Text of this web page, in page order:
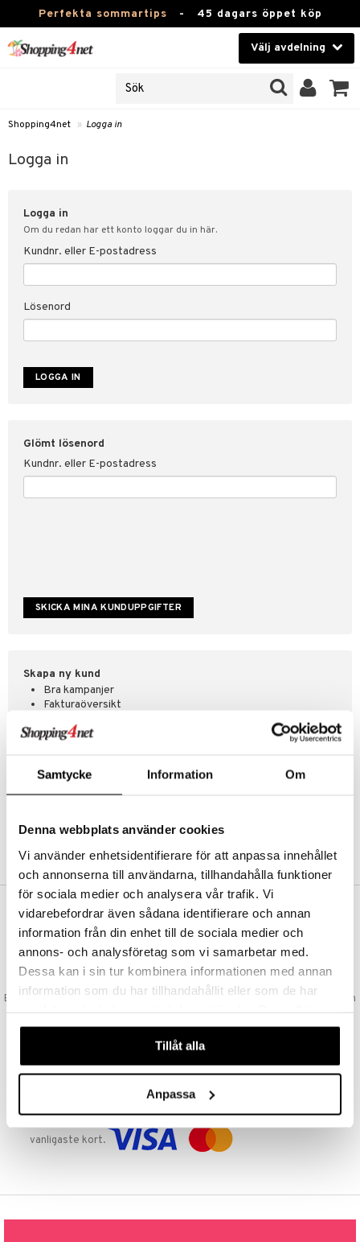
Samtycke Information Om
Denna webbplats använder cookies
Vi använder enhetsidentifierare för att anpassa innehållet
och annonserna till användarna, tillhandahålla funktioner
för sociala medier och analysera vår trafik. Vi
vidarebefordrar även sådana identifierare och annan
information från din enhet till de sociala medier och
annons- och analysföretag som vi samarbetar med.
Dessa kan i sin tur kombinera informationen med annan
information som du har tillhandahållit eller som de har
våra cookies vid fortsatt användande av vår webbplats.
Tillåt alla
Anpassa
Perfekta sommartips - 45 dagars öppet köp
Välj avdelning
Kontaktlinser
Hälsokost
Fitness
Hem & Inredning
Leksaker, Barn & Baby
Varumärken
Shopping4net » Logga in
Logga in
Logga in
Om du redan har ett konto loggar du in här.
Kundnr. eller E-postadress
Lösenord
Glömt lösenord
Kundnr. eller E-postadress
Skapa ny kund
Bra kampanjer
Fakturaöversikt
Abonnemang
Önskelistor
SKAPA KUND
svar
för Shopping4net
VAD KOSTAR FRAKTEN?
Vi erbjuder fri frakt från 350 kr. Vår gräns för fraktfri leverans bestäms
utifån vilken avdelning du handlar från. Läs mer här »
SNABBA LEVERANSER
Beställningar lagda före 14:00 (gäller varor i lager) skickas normalt ut från
GODKÄND AV LÄKEMEDELSVERKET
Läkemedelsverket gällande försäljning av läkemedel.
TRYGGA KÖP
Handla tryggt & säkert via faktura, delbetalning eller marknadens
vanligaste kort.